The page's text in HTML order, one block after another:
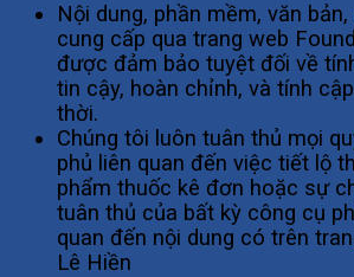
Nội dung, phần mềm, văn
cung cấp qua trang web
được đảm bảo tuyệt đối về
tin cậy, hoàn chỉnh, và tính
thời.
Chúng tôi luôn tuân thủ mọi
phủ liên quan đến việc tiết lộ
phẩm thuốc kê đơn hoặc sự
tuân thủ của bất kỳ công cụ
quan đến nội dung có trên
Lê Hiền